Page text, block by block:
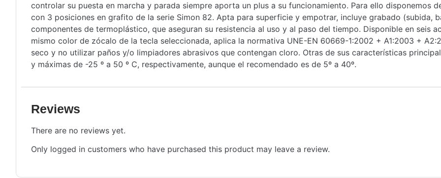
controlar su puesta en marcha y parada siempre aporta un plus a su funcionamiento. Para ello disponemos
con 3 posiciones en grafito de la serie Simon 82. Apta para superficie y empotrar, incluye grabado (subida,
componentes de termoplástico, que aseguran su resistencia al uso y al paso del tiempo. Disponible en seis
mismo color de zócalo de la tecla seleccionada, aplica la normativa UNE-EN 60669-1:2002 + A1:2003 +
seco y no utilizar paños y/o limpiadores abrasivos que contengan cloro. Otras de sus características
y máximas de -25 º a 50 º C, respectivamente, aunque el recomendado es de 5º a 40º.
Reviews
There are no reviews yet.
Only logged in customers who have purchased this product may leave a review.